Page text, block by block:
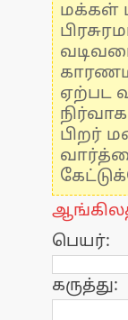
மக்கள்
ஏற்பட
பிறர்
பெயர்:
கருத்து: